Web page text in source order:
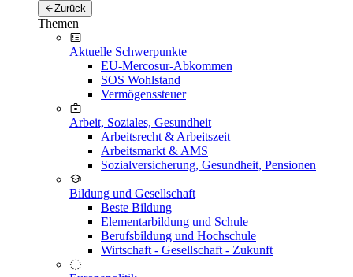
Zurück
Themen
Aktuelle Schwerpunkte
EU-Mercosur-Abkommen
SOS Wohlstand
Vermögenssteuer
Arbeit, Soziales, Gesundheit
Arbeitsrecht & Arbeitszeit
Arbeitsmarkt & AMS
Sozialversicherung, Gesundheit, Pensionen
Bildung und Gesellschaft
Beste Bildung
Elementarbildung und Schule
Berufsbildung und Hochschule
Wirtschaft - Gesellschaft - Zukunft